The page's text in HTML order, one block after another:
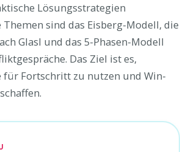
Lösungsstrategien
sind das Eisberg-Modell, die
Glasl und das 5-Phasen-Modell
Das Ziel ist es,
für Fortschritt zu nutzen und Win-